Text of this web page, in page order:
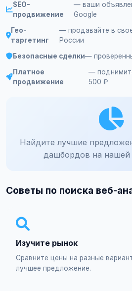
SEO-
продвижение
— ваши
Google
Гео-
таргетинг
— продавайте в
России
Безопасные сделки—
Платное
продвижение
—
500 ₽
Найдите лучшие
дашбордов на нашей
Советы по поиска веб-
Изучите рынок
Сравните цены на разные
лучшее предложение.